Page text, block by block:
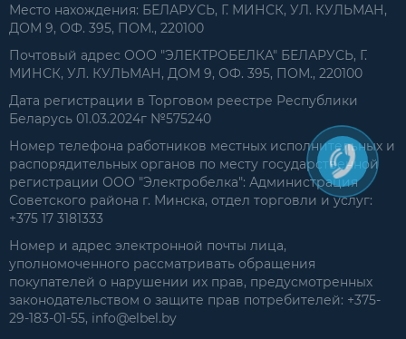
Место нахождения: БЕЛАРУСЬ, Г. МИНСК, УЛ. КУЛЬМАН,
ДОМ 9, ОФ. 395, ПОМ., 220100
Почтовый адрес ООО "ЭЛЕКТРОБЕЛКА" БЕЛАРУСЬ, Г.
МИНСК, УЛ. КУЛЬМАН, ДОМ 9, ОФ. 395, ПОМ., 220100
Дата регистрации в Торговом реестре Республики
Беларусь 01.03.2024г №575240
Номер телефона работников местных исполнительных и
распорядительных органов по месту государственной
регистрации ООО "Электробелка": Администрация
Советского района г. Минска, отдел торговли и услуг:
+375 17 3181333
Номер и адрес электронной почты лица,
уполномоченного рассматривать обращения
покупателей о нарушении их прав, предусмотренных
законодательством о защите прав потребителей: +375-
29-183-01-55, info@elbel.by